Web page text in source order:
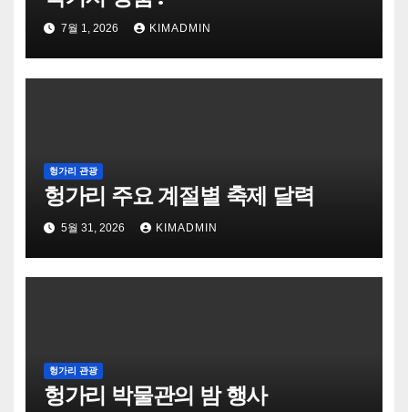
7월 1, 2026 KIMADMIN
헝가리 관광
헝가리 주요 계절별 축제 달력
5월 31, 2026 KIMADMIN
헝가리 관광
헝가리 박물관의 밤 행사